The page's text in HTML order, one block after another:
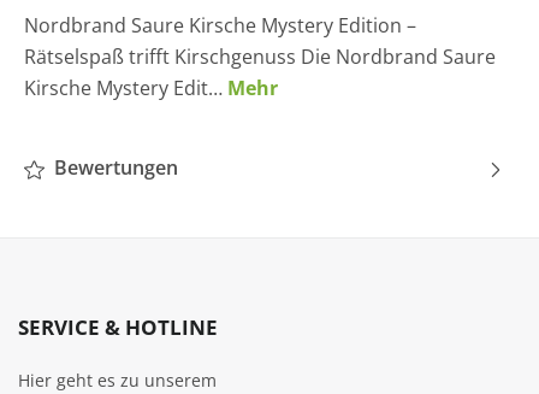
Nordbrand Saure Kirsche Mystery Edition –
Rätselspaß trifft Kirschgenuss Die Nordbrand Saure
Kirsche Mystery Edit… Mehr
Bewertungen
SERVICE & HOTLINE
Hier geht es zu unserem